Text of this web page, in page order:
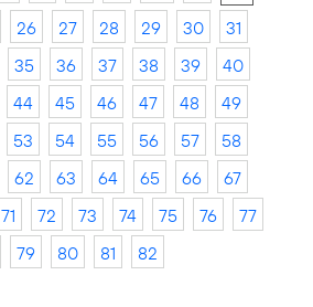
26 27 28 29 30
31
35 36 37 38 39
40
44 45 46 47 48
49
53 54 55 56 57
58
62 63 64 65 66
67
71 72 73 74 75 76
77
79 80 81 82